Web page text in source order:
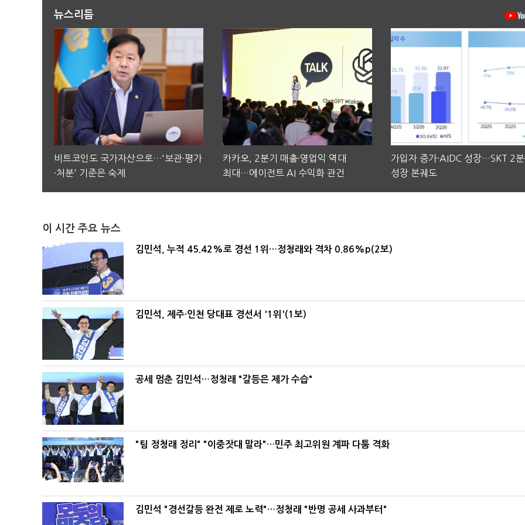
뉴스리듬
비트코인도 국가자산으로…'보관·평가
·처분' 기준은 숙제
카카오, 2분기 매출·영업익 역대
최대…에이전트 AI 수익화 관건
가입자 증가·AIDC 성장…SKT 2
성장 본궤도
이 시간 주요 뉴스
김민석, 누적 45.42%로 경선 1위…정청래와 격차 0.86%p(2보)
김민석, 제주·인천 당대표 경선서 '1위'(1보)
공세 멈춘 김민석…정청래 "갈등은 제가 수습"
"팀 정청래 정리" "이중잣대 말라"…민주 최고위원 계파 다툼 격화
김민석 "경선갈등 완전 제로 노력"…정청래 "반명 공세 사과부터"